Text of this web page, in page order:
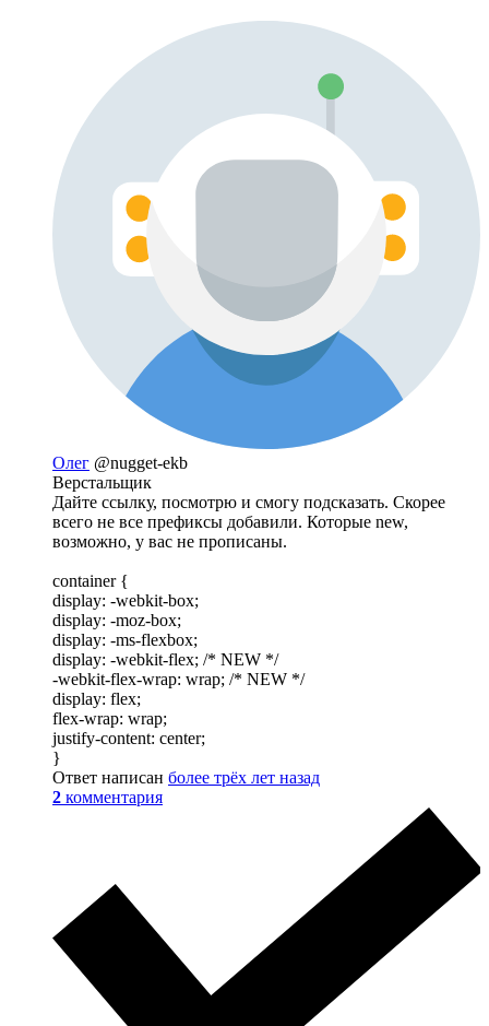
Олег @nugget-ekb
Верстальщик
Дайте ссылку, посмотрю и смогу подсказать. Скорее
всего не все префиксы добавили. Которые new,
возможно, у вас не прописаны.
container {
display: -webkit-box;
display: -moz-box;
display: -ms-flexbox;
display: -webkit-flex; /* NEW */
-webkit-flex-wrap: wrap; /* NEW */
display: flex;
flex-wrap: wrap;
justify-content: center;
}
Ответ написан более трёх лет назад
2 комментария